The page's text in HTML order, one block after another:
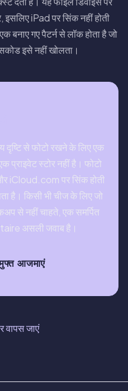
iPad पर सिंक नहीं होती
बनाए गए पैटर्न से लॉक होता है जो
इसे नहीं खोलता।
से फोटो रखने के लिए एक
स्टोर नहीं है। फोटो
iCloud.com पर सिंक होती
है। किसी भी चीज के लिए जो
से नहीं चाहते, एक समर्पित
असली जवाब है।
आजमाएं
वापस जाएं